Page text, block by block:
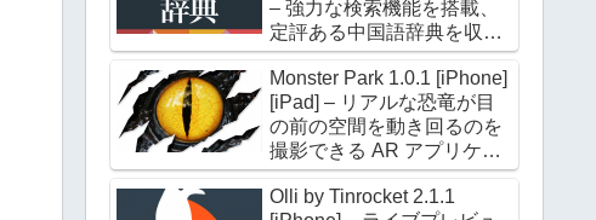
– 強力な検索機能を搭載、
定評ある中国語辞典を収録
した電子辞典アプリケーシ
ョン
Monster Park 1.0.1 [iPhone]
[iPad] – リアルな恐竜が目
の前の空間を動き回るのを
撮影できる AR アプリケー
ション
Olli by Tinrocket 2.1.1